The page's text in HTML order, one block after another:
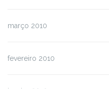
março 2010
fevereiro 2010